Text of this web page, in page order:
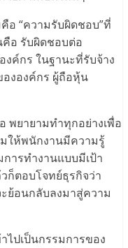
อ “ความรับผิดชอบ”ที่
อ รับผิดชอบต่อ
ค์กร ในฐานะที่รับจ้าง
งองค์กร ผู้ถือหุ้น
พยายามทำทุกอย่างเพื่อ
ให้พนักงานมีความรู้
ารทำงานแบบมีเป้า
ก็ตอบโจทย์ธุรกิจว่า
ย้อนกลับลงมาสู่ความ
ไปเป็นกรรมการของ